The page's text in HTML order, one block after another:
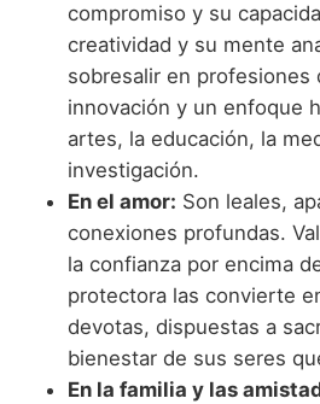
compromiso y su
creatividad y su mente
sobresalir en profesiones
innovación y un enfoque
artes, la educación, la
investigación.
En el amor: Son leales,
conexiones profundas.
la confianza por encima
protectora las convierte
devotas, dispuestas a
bienestar de sus seres
En la familia y las